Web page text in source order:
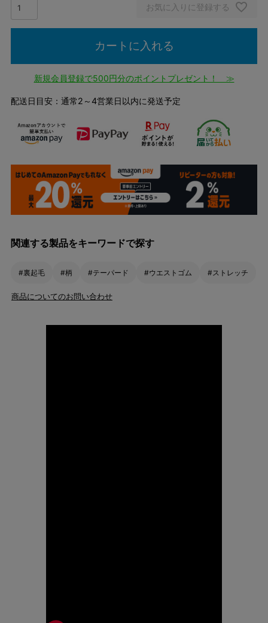
お気に入りに登録する
カートに入れる
新規会員登録で500円分のポイントプレゼント！ ≫
配送日目安：通常2～4営業日以内に発送予定
関連する製品をキーワードで探す
#裏起毛 #柄 #テーパード #ウエストゴム #ストレッチ
商品についてのお問い合わせ